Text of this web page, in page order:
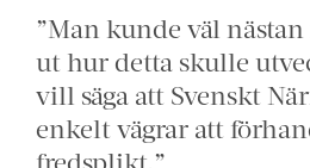
”Man kunde väl
ut hur detta skulle
vill säga att Svenskt
enkelt vägrar att